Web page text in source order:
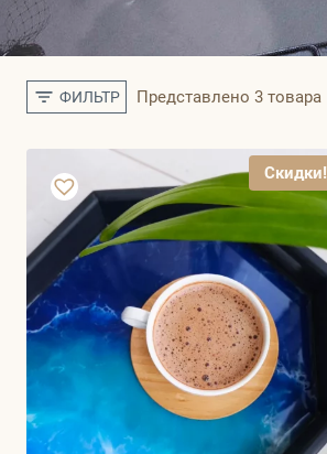
ФИЛЬТР Представлено 3 товара
Скидки!